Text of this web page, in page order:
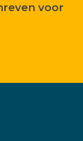
voor